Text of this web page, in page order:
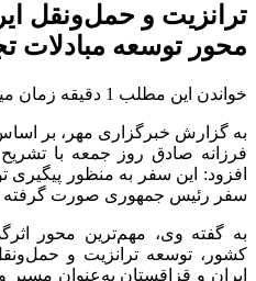
ترانزیت و حمل‌ونقل
محور توسعه مبادلات
خواندن این مطلب 1 دقیقه زمان میبرد
به گزارش خبرگزاری مهر، بر
فرزانه صادق روز جمعه با
افزود: این سفر به‌ منظور پیگیری
سفر رئیس‌ جمهوری صورت
به گفته وی، مهم‌ترین محور
کشور، توسعه ترانزیت و
ایران و قزاقستان به‌عنوان